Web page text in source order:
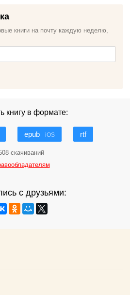
книги на почту каждую неделю,
книгу в формате:
epub iOS rtf
скачиваний
с друзьями: